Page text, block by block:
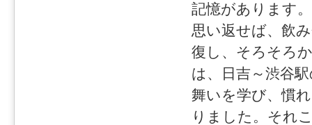
記憶があります。
思い返せば、飲
復し、そろそろ
は、日吉～渋谷
舞いを学び、慣
りました。それ